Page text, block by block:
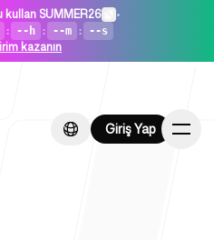
kullan SUMMER26 •
: --h : --m : --s
kazanın
Giriş Yap
Giriş Yap